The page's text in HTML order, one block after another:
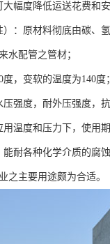
幅度降低运送花费和
：原材料彻底由碳、
水配管之管材；
，变软的温度为140度；
强度，耐外压强度，
温度和压力下，使用
耐各种化学介质的腐
之主要用途颇为合适。